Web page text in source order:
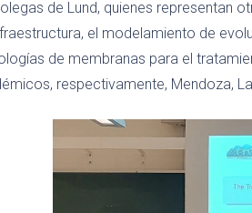
de Lund, quienes representan
el modelamiento de
de membranas para el
respectivamente, Mendoza,